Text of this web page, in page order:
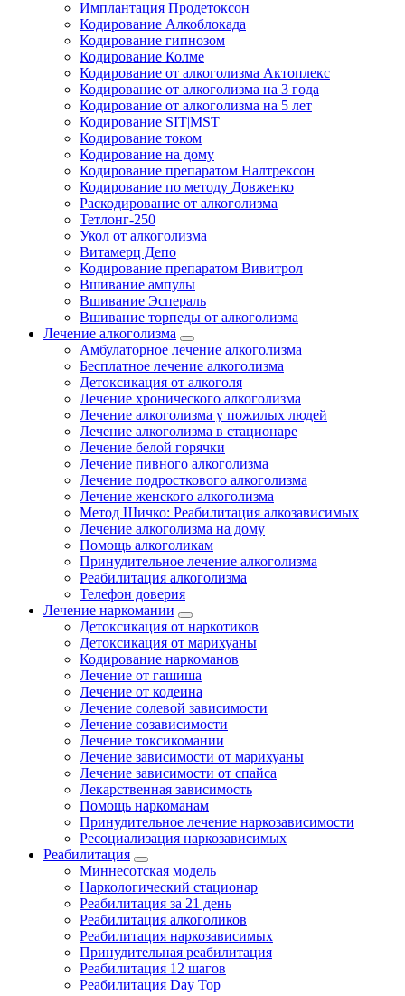
Имплантация Продетоксон
Кодирование Алкоблокада
Кодирование гипнозом
Кодирование Колме
Кодирование от алкоголизма Актоплекс
Кодирование от алкоголизма на 3 года
Кодирование от алкоголизма на 5 лет
Кодирование SIT|MST
Кодирование током
Кодирование на дому
Кодирование препаратом Налтрексон
Кодирование по методу Довженко
Раскодирование от алкоголизма
Тетлонг-250
Укол от алкоголизма
Витамерц Депо
Кодирование препаратом Вивитрол
Вшивание ампулы
Вшивание Эспераль
Вшивание торпеды от алкоголизма
Лечение алкоголизма
Амбулаторное лечение алкоголизма
Бесплатное лечение алкоголизма
Детоксикация от алкоголя
Лечение хронического алкоголизма
Лечение алкоголизма у пожилых людей
Лечение алкоголизма в стационаре
Лечение белой горячки
Лечение пивного алкоголизма
Лечение подросткового алкоголизма
Лечение женского алкоголизма
Метод Шичко: Реабилитация алкозависимых
Лечение алкоголизма на дому
Помощь алкоголикам
Принудительное лечение алкоголизма
Реабилитация алкоголизма
Телефон доверия
Лечение наркомании
Детоксикация от наркотиков
Детоксикация от марихуаны
Кодирование наркоманов
Лечение от гашиша
Лечение от кодеина
Лечение солевой зависимости
Лечение созависимости
Лечение токсикомании
Лечение зависимости от марихуаны
Лечение зависимости от спайса
Лекарственная зависимость
Помощь наркоманам
Принудительное лечение наркозависимости
Ресоциализация наркозависимых
Реабилитация
Миннесотская модель
Наркологический стационар
Реабилитация за 21 день
Реабилитация алкоголиков
Реабилитация наркозависимых
Принудительная реабилитация
Реабилитация 12 шагов
Реабилитация Day Top